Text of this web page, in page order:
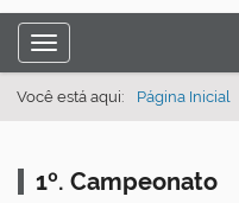
Toggle navigation
Você está aqui: Página Inicial
1º. Campeonato